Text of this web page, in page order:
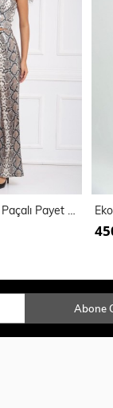
Kzıl Leopar Geniş Paçalı Payet Pantolon | Pnt32440
Abone